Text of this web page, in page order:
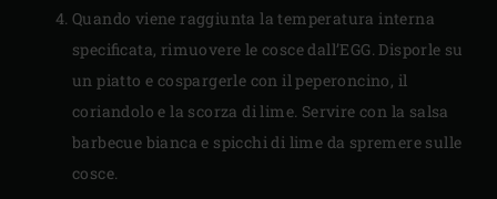
Quando viene raggiunta la temperatura interna
specificata, rimuovere le cosce dall’EGG. Disporle su
un piatto e cospargerle con il peperoncino, il
coriandolo e la scorza di lime. Servire con la salsa
barbecue bianca e spicchi di lime da spremere sulle
cosce.